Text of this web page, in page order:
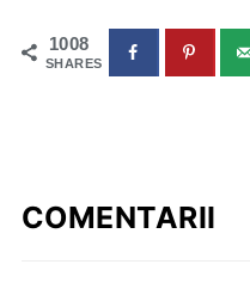
1008
SHARES
COMENTARII